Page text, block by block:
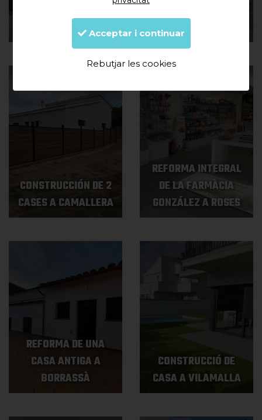
GARRIGUELLA
ANTIGA A MASARAC
CONSTRUCCIÓN DE 2
CASES A CAMALLERA
REFORMA INTEGRAL
DE LA FARMÀCIA
GONZÁLEZ A ROSES
REFORMA DE UNA
CASA ANTIGA A
BORRASSÀ
CONSTRUCCIÓ DE
CASA A VILAMALLA
Acceptar i continuar
Rebutjar les cookies